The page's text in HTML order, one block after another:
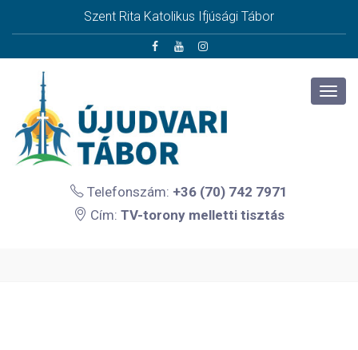
Szent Rita Katolikus Ifjúsági Tábor
Telefonszám: +36 (70) 742 7971
Cím: TV-torony melletti tisztás